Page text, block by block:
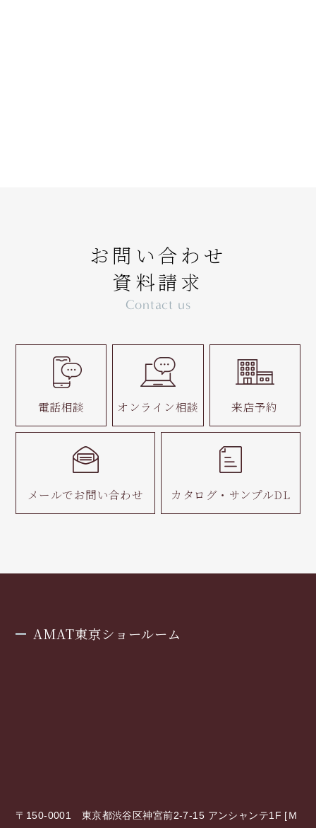
お問い合わせ
資料請求
Contact us
電話相談 オンライン相談 来店予約
メールでお問い合わせ カタログ・ サンプルDL
AMAT東京ショールーム
〒150-0001 東京都渋谷区神宮前2-7-15 アンシャンテ1F [Ｍ